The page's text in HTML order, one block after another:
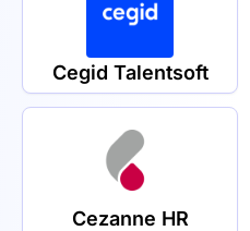
Cegid Talentsoft
Cezanne HR